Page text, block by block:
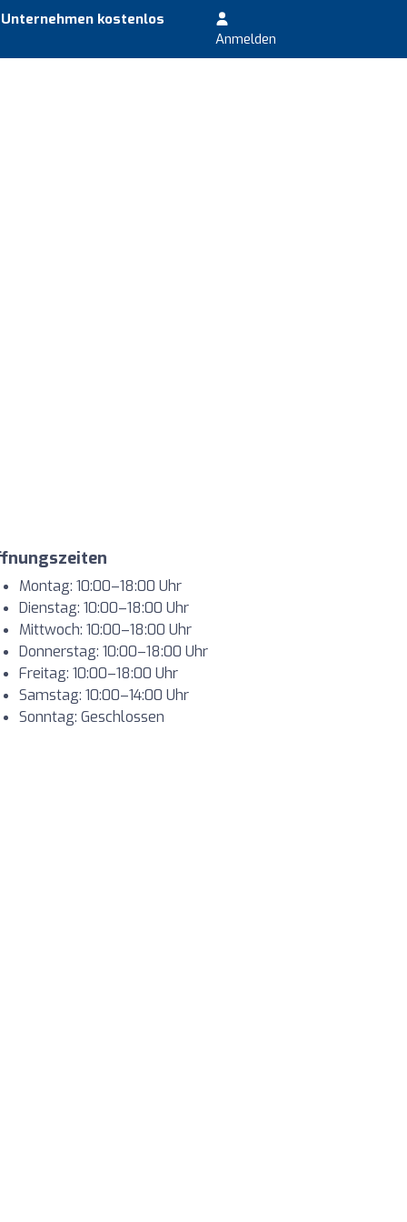
kostenlos
Anmelden
Montag: 10:00–18:00 Uhr
Dienstag: 10:00–18:00 Uhr
Mittwoch: 10:00–18:00 Uhr
Donnerstag: 10:00–18:00 Uhr
Freitag: 10:00–18:00 Uhr
Samstag: 10:00–14:00 Uhr
Sonntag: Geschlossen